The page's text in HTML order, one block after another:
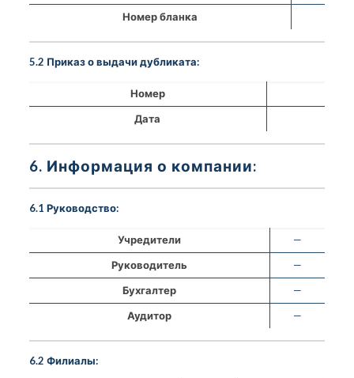
Номер бланка
5.2 Приказ о выдачи дубликата:
Номер
Дата
6. Информация о компании:
6.1 Руководство:
Учредители
—
Руководитель
—
Бухгалтер
—
Аудитор
—
6.2 Филиалы: